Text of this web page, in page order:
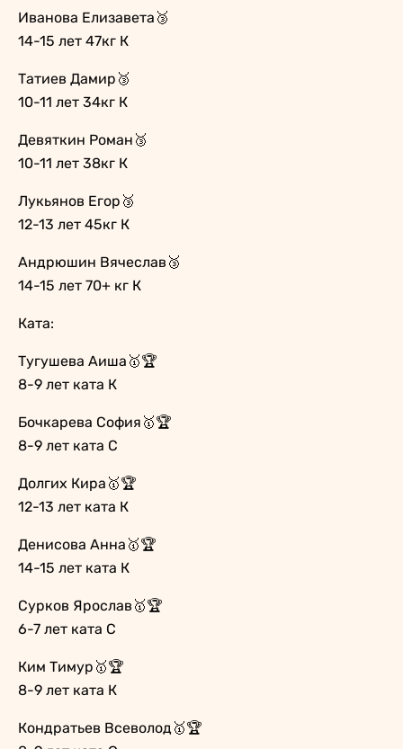
Иванова Елизавета🥉
14-15 лет 47кг К
Татиев Дамир🥉
10-11 лет 34кг К
Девяткин Роман🥉
10-11 лет 38кг К
Лукьянов Егор🥉
12-13 лет 45кг К
Андрюшин Вячеслав🥉
14-15 лет 70+ кг К
Ката:
Тугушева Аиша🥇🏆
8-9 лет ката К
Бочкарева София🥇🏆
8-9 лет ката С
Долгих Кира🥇🏆
12-13 лет ката К
Денисова Анна🥇🏆
14-15 лет ката К
Сурков Ярослав🥇🏆
6-7 лет ката С
Ким Тимур🥇🏆
8-9 лет ката К
Кондратьев Всеволод🥇🏆